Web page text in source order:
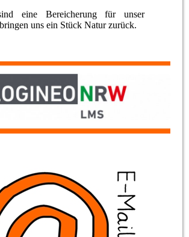
eine Bereicherung für unser
uns ein Stück Natur zurück.